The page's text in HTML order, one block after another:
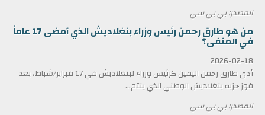
المصدر: بي بي سي
من هو طارق رحمن رئيس وزراء بنغلاديش الذي أمضى 17 عاماً
في المنفى؟
2026-02-18
أدى طارق رحمن اليمين كرئيس وزراء لبنغلاديش في 17 فبراير/شباط، بعد
فوز حزبه بنغلاديش الوطني الذي ينتم...
المصدر: بي بي سي